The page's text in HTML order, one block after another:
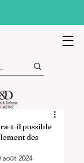
t-il possible
des
août 2024